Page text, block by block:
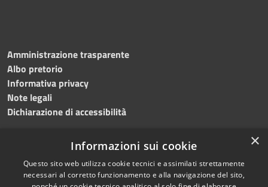
Amministrazione trasparente
Albo pretorio
Informativa privacy
Note legali
Dichiarazione di accessibilità
RSS
Accessibilità
Copyright © 2024 •
Comune diGrottaminarda
×
Informazioni sui cookie
Questo sito web utilizza cookie tecnici e assimilati strettamente
necessari al corretto funzionamento e alla navigazione del sito,